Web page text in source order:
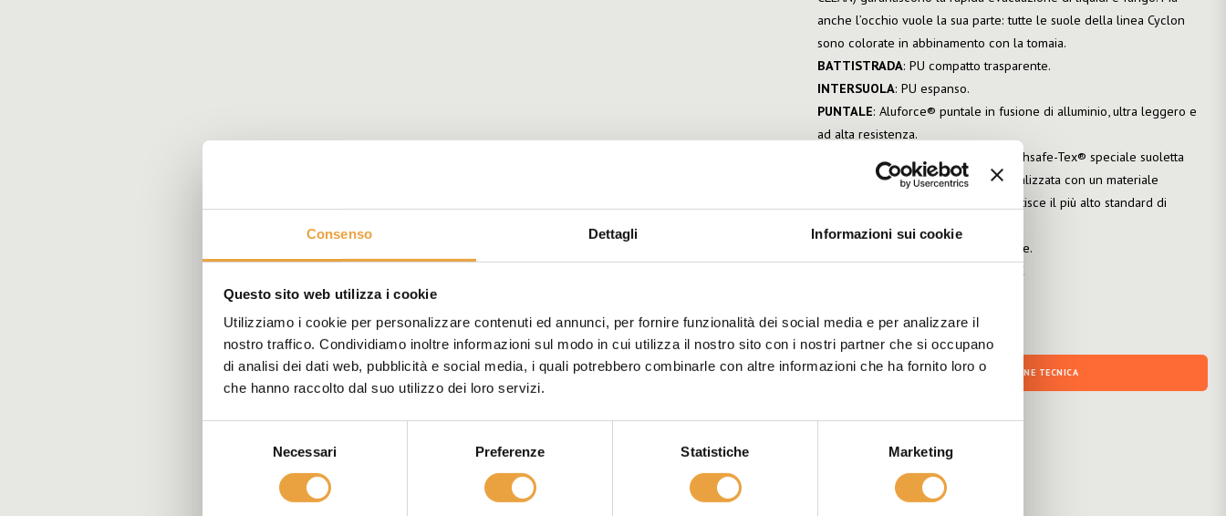
Consenso Dettagli Informazioni sui cookie
Questo sito web utilizza i cookie
Utilizziamo i cookie per personalizzare contenuti ed annunci, per fornire funzionalità dei social media e per analizzare il
nostro traffico. Condividiamo inoltre informazioni sul modo in cui utilizza il nostro sito con i nostri partner che si occupano
di analisi dei dati web, pubblicità e social media, i quali potrebbero combinarle con altre informazioni che ha fornito loro o
che hanno raccolto dal suo utilizzo dei loro servizi.
Necessari Preferenze Statistiche Marketing
anche l’occhio vuole la sua parte: tutte le suole della linea Cyclon
sono colorate in abbinamento con la tomaia.
BATTISTRADA: PU compatto trasparente.
INTERSUOLA: PU espanso.
PUNTALE: Aluforce® puntale in fusione di alluminio, ultra leggero e
ad alta resistenza.
SOLETTA ANTIPERFORAZIONE
: Highsafe-Tex® speciale suoletta
anti-perforazione ad alta densità. Realizzata con un materiale
innovativo e cucita alla tomaia garantisce il più alto standard di
protezione. Resistente e flessibile.
: E.V.A. anatomico estraibile.
: EN ISO 20345 S1P SRC
DOCUMENTAZIONE TECNICA